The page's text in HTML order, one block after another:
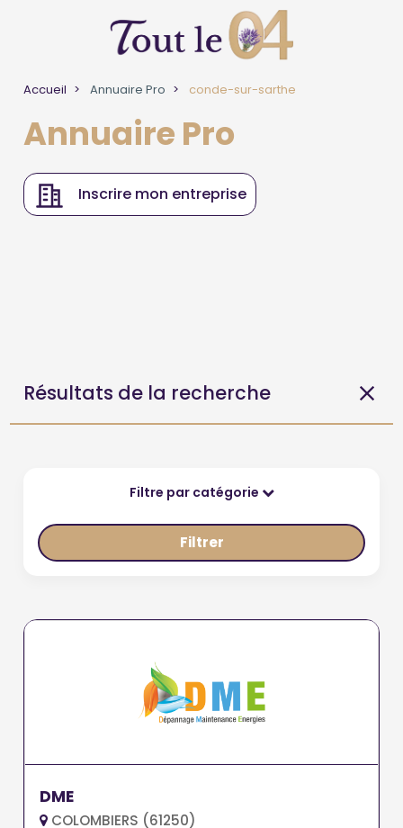
Accueil Annuaire Pro conde-sur-sarthe
Annuaire Pro
Inscrire mon entreprise
Résultats de la recherche
Filtre par catégorie
Filtrer
DME
COLOMBIERS (61250)